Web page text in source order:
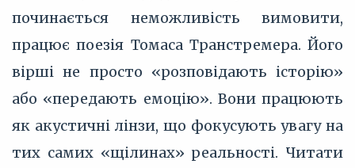
починається неможливість вимовити,
працює поезія Томаса Транстремера. Його
вірші не просто «розповідають історію»
або «передають емоцію». Вони працюють
як акустичні лінзи, що фокусують увагу на
тих самих «щілинах» реальності. Читати